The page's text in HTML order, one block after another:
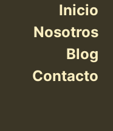
Inicio
Nosotros
Blog
Contacto